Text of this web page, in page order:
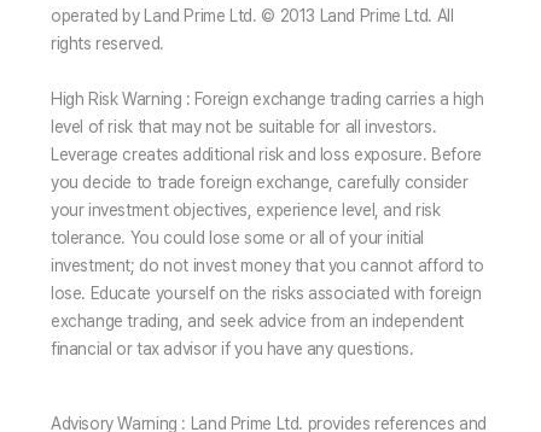
operated by Land Prime Ltd. © 2013 Land Prime Ltd. All
rights reserved.
High Risk Warning : Foreign exchange trading carries a high
level of risk that may not be suitable for all investors.
Leverage creates additional risk and loss exposure. Before
you decide to trade foreign exchange, carefully consider
your investment objectives, experience level, and risk
tolerance. You could lose some or all of your initial
investment; do not invest money that you cannot afford to
lose. Educate yourself on the risks associated with foreign
exchange trading, and seek advice from an independent
financial or tax advisor if you have any questions.
Advisory Warning : Land Prime Ltd. provides references and